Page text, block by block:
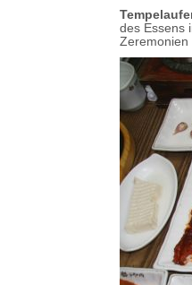
des Essens
Zeremonien